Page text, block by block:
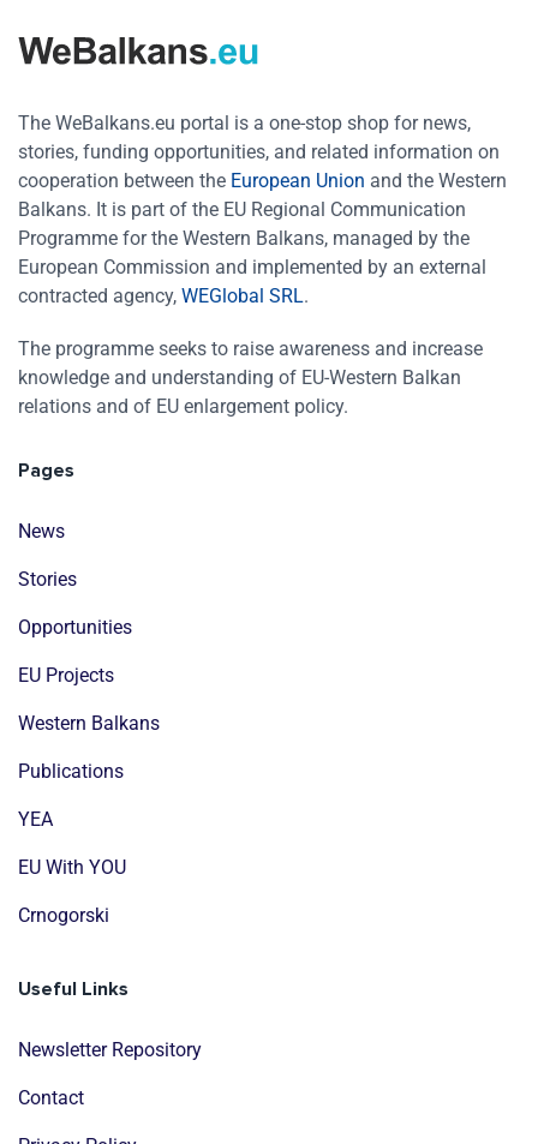
The WeBalkans.eu portal is a one-stop shop for news,
stories, funding opportunities, and related information on
cooperation between the European Union and the Western
Balkans. It is part of the EU Regional Communication
Programme for the Western Balkans, managed by the
European Commission and implemented by an external
contracted agency, WEGlobal SRL.
The programme seeks to raise awareness and increase
knowledge and understanding of EU-Western Balkan
relations and of EU enlargement policy.
Pages
News
Stories
Opportunities
EU Projects
Western Balkans
Publications
YEA
EU With YOU
Crnogorski
Useful Links
Newsletter Repository
Contact